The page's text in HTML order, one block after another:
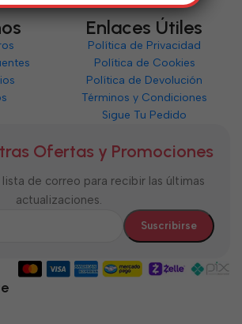
Enlaces Útiles
Política de Privacidad
Política de Cookies
Política de Devolución
Términos y Condiciones
Sigue Tu Pedido
Ofertas y Promociones
lista de correo para recibir las últimas
actualizaciones.